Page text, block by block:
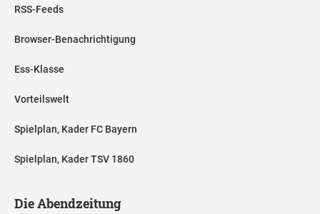
RSS-Feeds
Browser-Benachrichtigung
Ess-Klasse
Vorteilswelt
Spielplan, Kader FC Bayern
Spielplan, Kader TSV 1860
Die Abendzeitung